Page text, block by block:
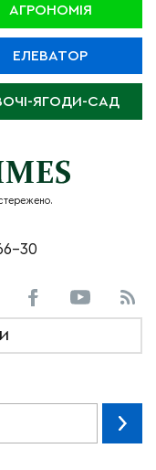
АГРОНОМІЯ
ЕЛЕВАТОР
ЯГОДИ-САД
30